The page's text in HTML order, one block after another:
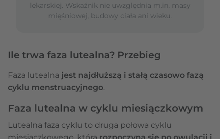
lekarskiej. Wskaźnik nie uwzględnia m.in. masy
mięśniowej, budowy ciała ani wieku.
Ile trwa faza lutealna? Przebieg
Faza lutealna jest najdłuższą i stałą czasowo fazą
cyklu menstruacyjnego.
Faza lutealna w cyklu miesiączkowym
Lutealna faza cyklu to druga połowa cyklu